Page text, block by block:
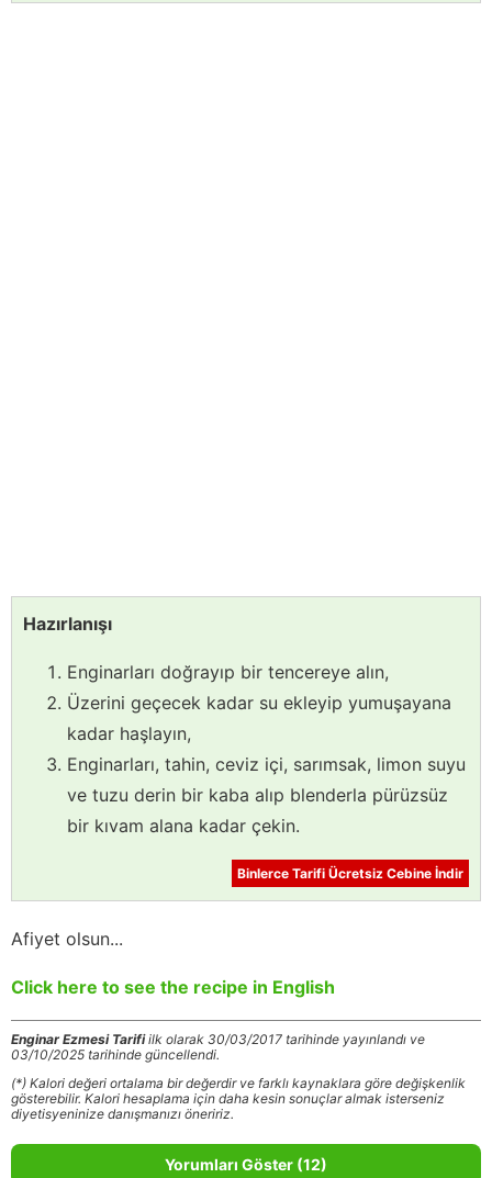
Hazırlanışı
Enginarları doğrayıp bir tencereye alın,
Üzerini geçecek kadar su ekleyip yumuşayana
kadar haşlayın,
Enginarları, tahin, ceviz içi, sarımsak, limon suyu
ve tuzu derin bir kaba alıp blenderla pürüzsüz
bir kıvam alana kadar çekin.
Binlerce Tarifi Ücretsiz Cebine İndir
Afiyet olsun...
Click here to see the recipe in English
Enginar Ezmesi Tarifiilk olarak 30/03/2017 tarihinde yayınlandı ve
03/10/2025 tarihinde güncellendi.
(*) Kalori değeri ortalama bir değerdir ve farklı kaynaklara göre değişkenlik
gösterebilir. Kalori hesaplama için daha kesin sonuçlar almak isterseniz
diyetisyeninize danışmanızı öneririz.
Yorumları Göster (12)